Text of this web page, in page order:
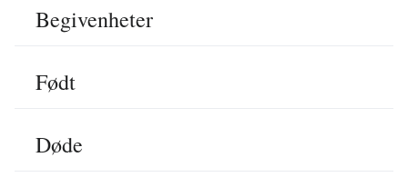
Begivenheter
Født
Døde